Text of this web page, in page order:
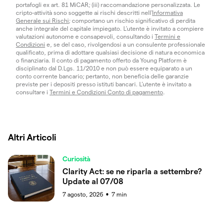
portafogli ex art. 81 MiCAR; (iii) raccomandazione personalizzata. Le
cripto-attività sono soggette ai rischi descritti nell'Informativa
Generale sui Rischi; comportano un rischio significativo di perdita
anche integrale del capitale impiegato. L’utente è invitato a compiere
valutazioni autonome e consapevoli, consultando i Termini e
Condizioni e, se del caso, rivolgendosi a un consulente professionale
qualificato, prima di adottare qualsiasi decisione di natura economica
o finanziaria. Il conto di pagamento offerto da Young Platform è
disciplinato dal D.Lgs. 11/2010 e non può essere equiparato a un
conto corrente bancario; pertanto, non beneficia delle garanzie
previste per i depositi presso istituti bancari. L’utente è invitato a
consultare i Termini e Condizioni Conto di pagamento
Altri Articoli
Curiosità
Clarity Act: se ne riparla a settembre?
Update al 07/08
7 agosto, 2026 ● 7 min